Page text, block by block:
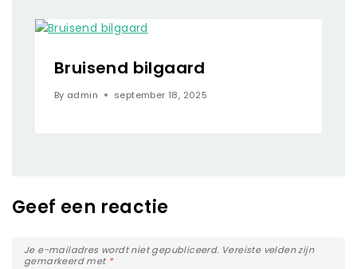
Bruisend bilgaard
By admin september 18, 2025
Geef een reactie
Je e-mailadres wordt niet gepubliceerd. Vereiste velden zijn
gemarkeerd met *